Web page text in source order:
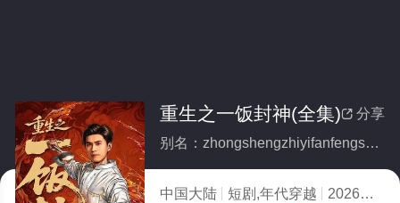
 分享
重生之一饭封神(全集)
别名：zhongshengzhiyifanfengshen
中国大陆 短剧,年代穿越 2026
5.0